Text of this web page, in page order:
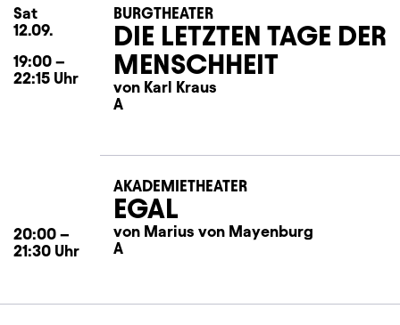
Sat
12.09.
19:00 –
22:15 Uhr
BURGTHEATER
DIE LETZTEN TAGE DER
MENSCHHEIT
von Karl Kraus
A
20:00 –
21:30 Uhr
AKADEMIETHEATER
EGAL
von Marius von Mayenburg
A